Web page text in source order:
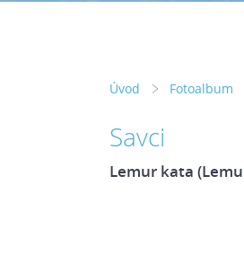
Úvod Fotoalbum
Savci
Lemur kata